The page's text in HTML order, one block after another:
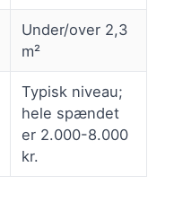
Under/over 2,3
m²
Typisk niveau;
hele spændet
er 2.000-8.000
kr.